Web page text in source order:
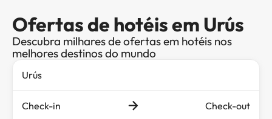
Ofertas de hotéis em Urús
Descubra milhares de ofertas em hotéis nos
melhores destinos do mundo
Check-in Check-out